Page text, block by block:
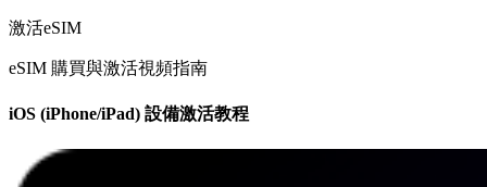
激活eSIM
eSIM 購買與激活視頻指南
iOS (iPhone/iPad) 設備激活教程